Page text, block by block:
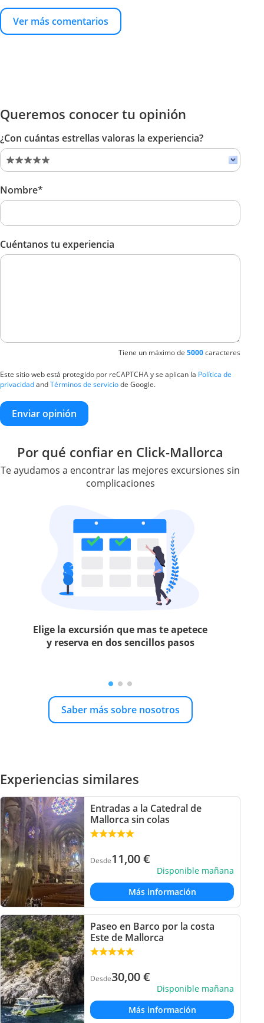
Ver más comentarios
Queremos conocer tu opinión
¿Con cuántas estrellas valoras la experiencia?
Nombre*
Cuéntanos tu experiencia
Tiene un máximo de 5000caracteres
Este sitio web está protegido por reCAPTCHA y se aplican la Política de
privacidadandTérminos de serviciode Google.
Enviar opinión
Por qué confiar en Click-Mallorca
Te ayudamos a encontrar las mejores excursiones sin
complicaciones
Elige la excursión que mas te apetece
y reserva en dos sencillos pasos
Saber más sobre nosotros
Experiencias similares
Entradas a la Catedral de
Mallorca sin colas
Desde11,00€
Disponible mañana
Más información
Paseo en Barco por la costa
Este de Mallorca
Desde30,00€
Disponible mañana
Más información